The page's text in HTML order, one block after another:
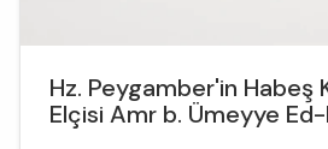
Hz. Peygamber'in Habeş
Elçisi Amr b. Ümeyye